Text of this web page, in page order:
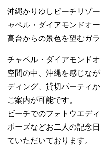
沖縄かりゆしビーチリゾ
ャペル・ダイアモンドオ
高台からの景色を望むガ
チャペル・ダイアモンド
空間の中、沖縄を感じな
ディング、貸切パーティ
ご案内が可能です。
ビーチでのフォトウエデ
ポーズなどお二人の記念
ていただいております。